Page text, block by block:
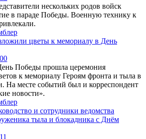
нескольких родов войск
в параде Победы. Военную технику к
цветы к мемориалу в День
Победы прошла церемония
к мемориалу Героям фронта и тыла в
На месте событий был и корреспондент
новости».
и сотрудники ведомства
тыла и блокадника с Днём